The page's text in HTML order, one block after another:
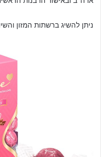
ניתן להשיג ברשתות המזון